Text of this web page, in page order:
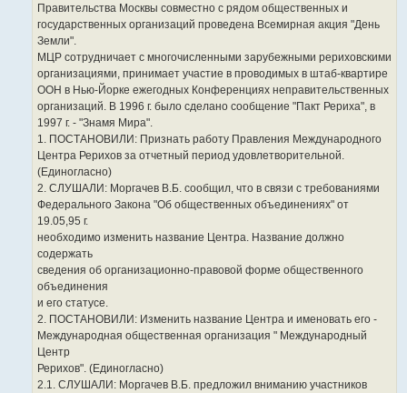
Правительства Москвы совместно с рядом общественных и
государственных организаций проведена Всемирная акция "День
Земли".
МЦР сотрудничает с многочисленными зарубежными рериховскими
организациями, принимает участие в проводимых в штаб-квартире
ООН в Нью-Йорке ежегодных Конференциях неправительственных
организаций. В 1996 г. было сделано сообщение "Пакт Рериха", в
1997 г. - "Знамя Мира".
1. ПОСТАНОВИЛИ: Признать работу Правления Международного
Центра Рерихов за отчетный период удовлетворительной.
(Единогласно)
2. СЛУШАЛИ: Моргачев В.Б. сообщил, что в связи с требованиями
Федерального Закона "Об общественных объединениях" от
19.05,95 г.
необходимо изменить название Центра. Название должно
содержать
сведения об организационно-правовой форме общественного
объединения
и его статусе.
2. ПОСТАНОВИЛИ: Изменить название Центра и именовать его -
Международная общественная организация " Международный
Центр
Рерихов". (Единогласно)
2.1. СЛУШАЛИ: Моргачев В.Б. предложил вниманию участников